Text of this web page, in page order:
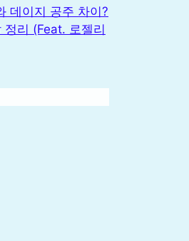
데이지 공주 차이?
정리 (Feat. 로젤리